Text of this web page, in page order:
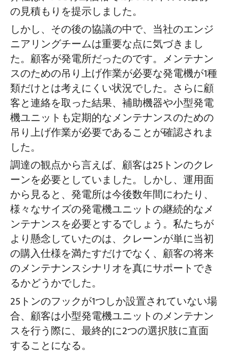
の見積もりを提示しました。
しかし、その後の協議の中で、当社のエンジ
ニアリングチームは重要な点に気づきまし
た。顧客が発電所だったのです。メンテナン
スのための吊り上げ作業が必要な発電機が1種
類だけとは考えにくい状況でした。さらに顧
客と連絡を取った結果、補助機器や小型発電
機ユニットも定期的なメンテナンスのための
吊り上げ作業が必要であることが確認されま
した。
調達の観点から言えば、顧客は25トンのクレ
ーンを必要としていました。しかし、運用面
から見ると、発電所は今後数年間にわたり、
様々なサイズの発電機ユニットの継続的なメ
ンテナンスを必要とするでしょう。私たちが
より懸念していたのは、クレーンが単に当初
の購入仕様を満たすだけでなく、顧客の将来
のメンテナンスシナリオを真にサポートでき
るかどうかでした。
25トンのフックが1つしか設置されていない場
合、顧客は小型発電機ユニットのメンテナン
スを行う際に、最終的に2つの選択肢に直面
することになる。